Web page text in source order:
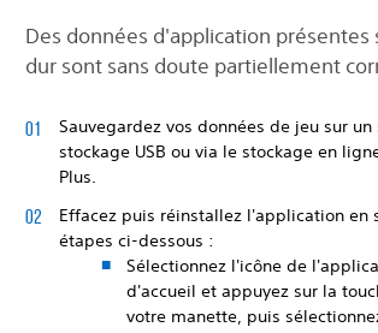
Des données d'application présentes
dur sont sans doute partiellement
Sauvegardez vos données de jeu sur
stockage USB ou via le stockage en
Plus.
Effacez puis réinstallez l'application en
étapes ci-dessous :
Sélectionnez l'icône de
d'accueil et appuyez sur la
votre manette, puis